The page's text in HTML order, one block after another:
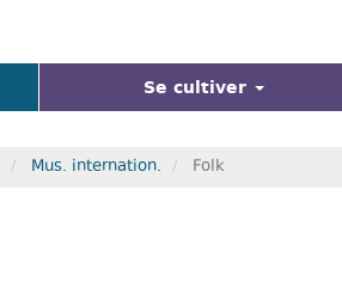
Se cultiver (actuel)
Mus. internation. Folk